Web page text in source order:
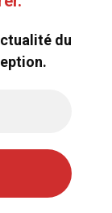
du